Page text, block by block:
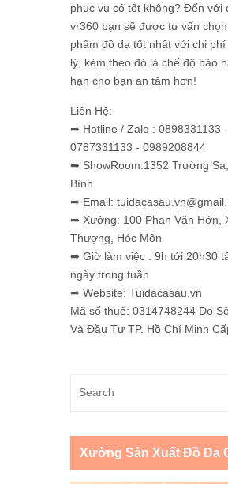
phục vụ có tốt không? Đến với
vr360 bạn sẽ được tư vấn
phẩm đồ da tốt nhất với chi
lý, kèm theo đó là chế độ bảo
hạn cho bạn an tâm hơn!
Liên Hệ:
➡ Hotline / Zalo : 0898331133 -
0787331133 - 0989208844
➡ ShowRoom:1352 Trường
Bình
➡ Email:
➡ Xưởng: 100 Phan Văn Hớn,
Thượng, Hóc Môn
➡ Giờ làm việc : 9h tới 20h30
ngày trong tuần
➡ Website: Tuidacasau.vn
Mã số thuế: 0314748244 Do
Và Đầu Tư TP. Hồ Chí Minh
Xưởng Sản Xuất Đồ Da